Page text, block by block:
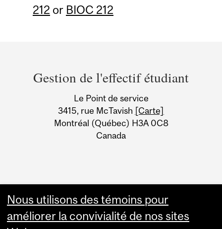
212 or BIOC 212
and
University
Information
Gestion de l'effectif étudiant
Le Point de service
3415, rue McTavish [Carte]
Montréal (Québec) H3A 0C8
Canada
Nous utilisons des témoins pour
améliorer la convivialité de nos sites